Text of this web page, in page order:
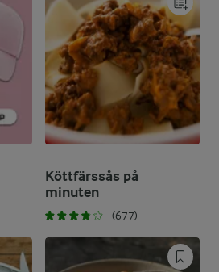
Köttfärssås på
minuten
(677)